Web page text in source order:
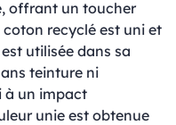
offrant un toucher
recyclé est uni et
utilisée dans sa
teinture ni
à un impact
unie est obtenue